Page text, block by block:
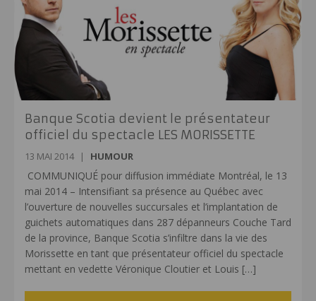
Banque Scotia devient le présentateur
officiel du spectacle LES MORISSETTE
13 MAI 2014 | HUMOUR
COMMUNIQUÉ pour diffusion immédiate Montréal, le 13
mai 2014 – Intensifiant sa présence au Québec avec
l’ouverture de nouvelles succursales et l’implantation de
guichets automatiques dans 287 dépanneurs Couche Tard
de la province, Banque Scotia s’infiltre dans la vie des
Morissette en tant que présentateur officiel du spectacle
mettant en vedette Véronique Cloutier et Louis […]